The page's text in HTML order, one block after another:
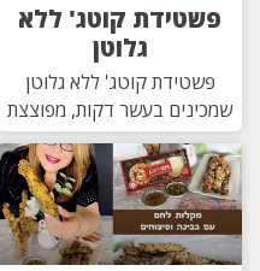
פשטידת קוטג' ללא
גלוטן
פשטידת קוטג' ללא גלוטן
שמכינים בעשר דקות, מפוצצת